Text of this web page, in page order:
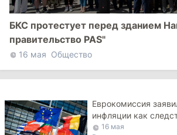
БКС протестует перед зданием
правительство PAS"
16 мая Общество
Еврокомиссия
инфляции как
16 мая